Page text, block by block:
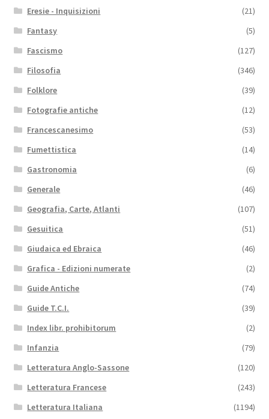
Eresie - Inquisizioni
(21)
Fantasy
(5)
Fascismo
(127)
Filosofia
(346)
Folklore
(39)
Fotografie antiche
(12)
Francescanesimo
(53)
Fumettistica
(14)
Gastronomia
(6)
Generale
(46)
Geografia, Carte, Atlanti
(107)
Gesuitica
(51)
Giudaica ed Ebraica
(46)
Grafica - Edizioni numerate
(2)
Guide Antiche
(74)
Guide T.C.I.
(39)
Index libr. prohibitorum
(2)
Infanzia
(79)
Letteratura Anglo-Sassone
(120)
Letteratura Francese
(243)
Letteratura Italiana
(1194)